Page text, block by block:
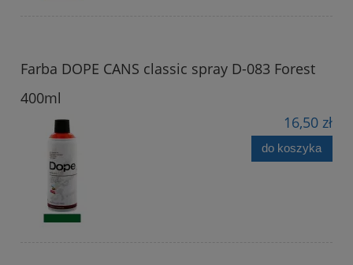
Farba DOPE CANS classic spray D-083 Forest
400ml
16,50 zł
do koszyka